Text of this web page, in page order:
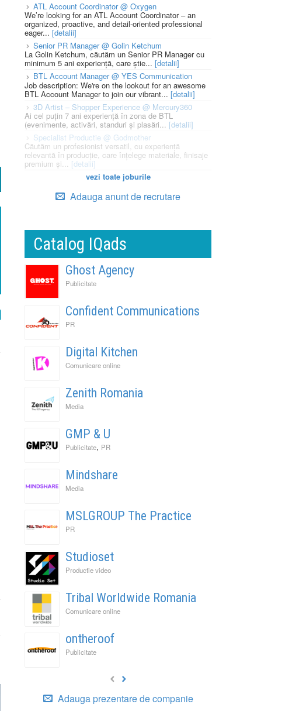
ATL Account Coordinator @ Oxygen
We’re looking for an ATL Account Coordinator – an
organized, proactive, and detail-oriented professional
eager... [detalii]
Senior PR Manager @ Golin Ketchum
La Golin Ketchum, căutăm un Senior PR Manager cu
minimum 5 ani experiență, care știe... [detalii]
BTL Account Manager @ YES Communication
Job description: We're on the lookout for an awesome
BTL Account Manager to join our vibrant... [detalii]
3D Artist – Shopper Experience @ Mercury360
Ai cel puțin 7 ani experiență în zona de BTL
(evenimente, activări, standuri și plasări... [detalii]
Specialist Productie @ Godmother
Căutăm un profesionist versatil, cu experiență
relevantă în producție, care înțelege materiale, finisaje
premium și... [detalii]
vezi toate joburile
Adauga anunt de recrutare
Catalog IQads
Ghost Agency
Publicitate
Confident Communications
PR
Digital Kitchen
Comunicare online
Zenith Romania
Media
GMP & U
Publicitate, PR
Mindshare
Media
MSLGROUP The Practice
PR
Studioset
Productie video
Tribal Worldwide Romania
Comunicare online
ontheroof
Publicitate
Adauga prezentare de companie